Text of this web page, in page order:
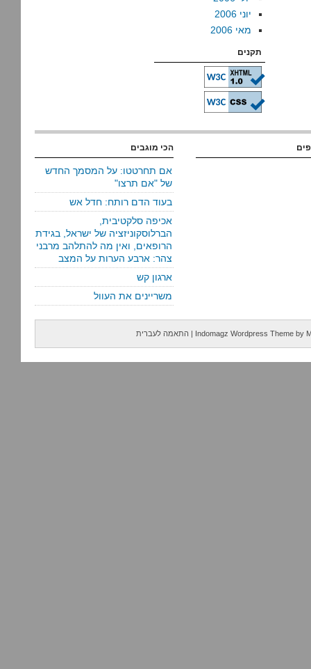
יוני 2006
מאי 2006
תקנים
הכי מוגבים
אם תחרטטו: על המסמך החדש
של "אם תרצו"
בעוד הדם רותח: חדל אש
אכיפה סלקטיבית,
הברלוסקוניזציה של ישראל, בגידת
הרופאים, ואין מה להתלהב מרבני
צהר: ארבע הערות על המצב
ארגון קש
משריינים את העוול
Indomagz Wordpress Theme by
| התאמה לעברית